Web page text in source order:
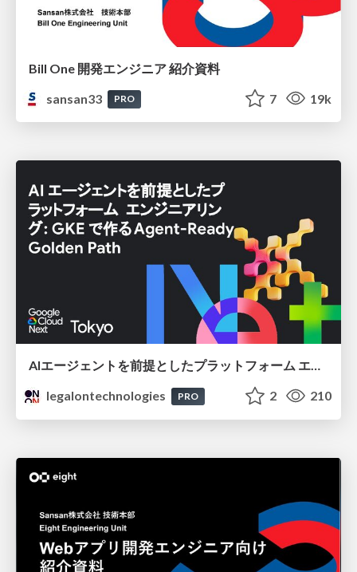
Bill One 開発エンジニア 紹介資料
sansan33
PRO 7 19k
AIエージェントを前提としたプラットフォーム エンジニアリング：GKEで作るAgent-Ready Golden Path
legalontechnologies
PRO 2 210